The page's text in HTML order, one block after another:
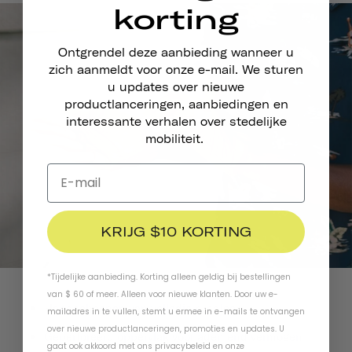
Handschoenen van volledig rundleer
Geperforeerd oppervlak voor ademend vermogen
korting
Ontgrendel deze aanbieding wanneer u
zich aanmeldt voor onze e-mail. We sturen
u updates over nieuwe
productlanceringen, aanbiedingen en
interessante verhalen over stedelijke
mobiliteit.
KRIJG $10 KORTING
*Tijdelijke aanbieding. Korting alleen geldig bij bestellingen
van $ 60 of meer. Alleen voor nieuwe klanten. Door uw e-
mailadres in te vullen, stemt u ermee in e-mails te ontvangen
over nieuwe productlanceringen, promoties en updates. U
gaat ook akkoord met ons privacybeleid en onze